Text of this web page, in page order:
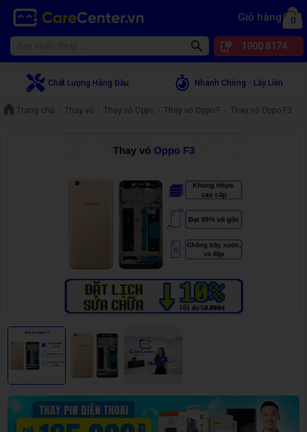
Giỏ hàng 0
1900 8174
Chất Lượng Hàng Đầu Nhanh Chóng - Lấy Liền
Trang chủ Thay vỏ Thay vỏ Oppo Thay vỏ Oppo F Thay vỏ Oppo F3